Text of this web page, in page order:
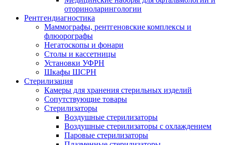
оториноларингологии
Рентгендиагностика
Маммографы, рентгеновские комплексы и
флюорографы
Негатоскопы и фонари
Столы и кассетницы
Установки УФРН
Шкафы ШСРН
Стерилизация
Камеры для хранения стерильных изделий
Сопутствующие товары
Стерилизаторы
Воздушные стерилизаторы
Воздушные стерилизаторы с охлаждением
Паровые стерилизаторы